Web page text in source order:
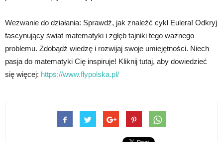
Wezwanie do działania: Sprawdź, jak znaleźć cykl Eulera! Odkryj
fascynujący świat matematyki i zgłęb tajniki tego ważnego
problemu. Zdobądź wiedzę i rozwijaj swoje umiejętności. Niech
pasja do matematyki Cię inspiruje! Kliknij tutaj, aby dowiedzieć
się więcej: https://www.flypolska.pl/